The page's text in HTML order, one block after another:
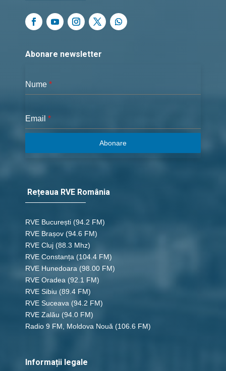
Abonare newsletter
Nume *
Email *
Abonare
Rețeaua RVE România
RVE București (94.2 FM)
RVE Brașov (94.6 FM)
RVE Cluj (88.3 Mhz)
RVE Constanța (104.4 FM)
RVE Hunedoara (98.00 FM)
RVE Oradea (92.1 FM)
RVE Sibiu (89.4 FM)
RVE Suceava (94.2 FM)
RVE Zalău (94.0 FM)
Radio 9 FM, Moldova Nouă (106.6 FM)
Informații legale